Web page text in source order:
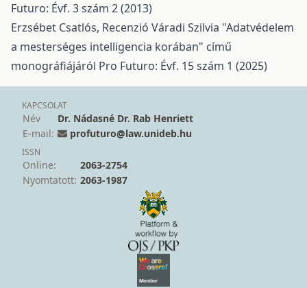
Futuro: Évf. 3 szám 2 (2013)
Erzsébet Csatlós, Recenzió Váradi Szilvia "Adatvédelem
a mesterséges intelligencia korában" című
monográfiájáról Pro Futuro: Évf. 15 szám 1 (2025)
KAPCSOLAT
Név
Dr. Nádasné Dr. Rab Henriett
E-mail:
profuturo@law.unideb.hu
ISSN
Online:
2063-2754
Nyomtatott: 2063-1987